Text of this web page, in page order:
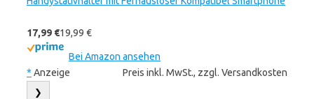
17,99 €19,99 €
Bei Amazon ansehen
* Anzeige Preis inkl. MwSt., zzgl. Versandkosten
❯